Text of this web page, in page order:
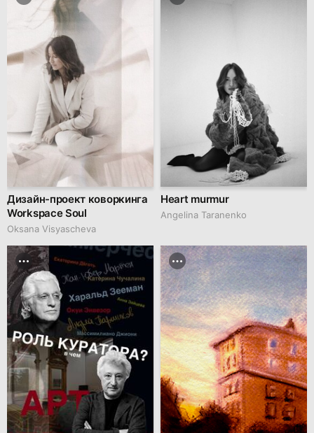
Дизайн-проект коворкинга
Workspace Soul
Oksana Visyascheva
Heart murmur
Angelina Taranenko